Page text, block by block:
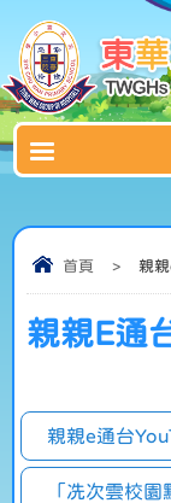
首頁 > 親
親親E通
親親e通台
「冼次雲校園